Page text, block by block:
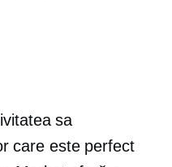
sa
care este perfect